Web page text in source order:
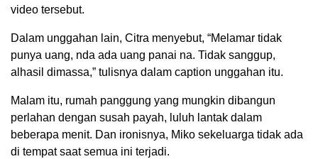
video tersebut.
Dalam unggahan lain, Citra menyebut, “Melamar tidak
punya uang, nda ada uang panai na. Tidak sanggup,
alhasil dimassa,” tulisnya dalam caption unggahan itu.
Malam itu, rumah panggung yang mungkin dibangun
perlahan dengan susah payah, luluh lantak dalam
beberapa menit. Dan ironisnya, Miko sekeluarga tidak ada
di tempat saat semua ini terjadi.